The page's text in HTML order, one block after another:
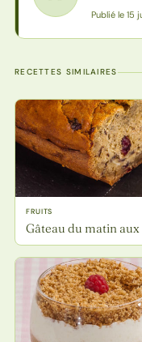
Publié le 15
RECETTES SIMILAIRES
FRUITS
Gâteau du matin